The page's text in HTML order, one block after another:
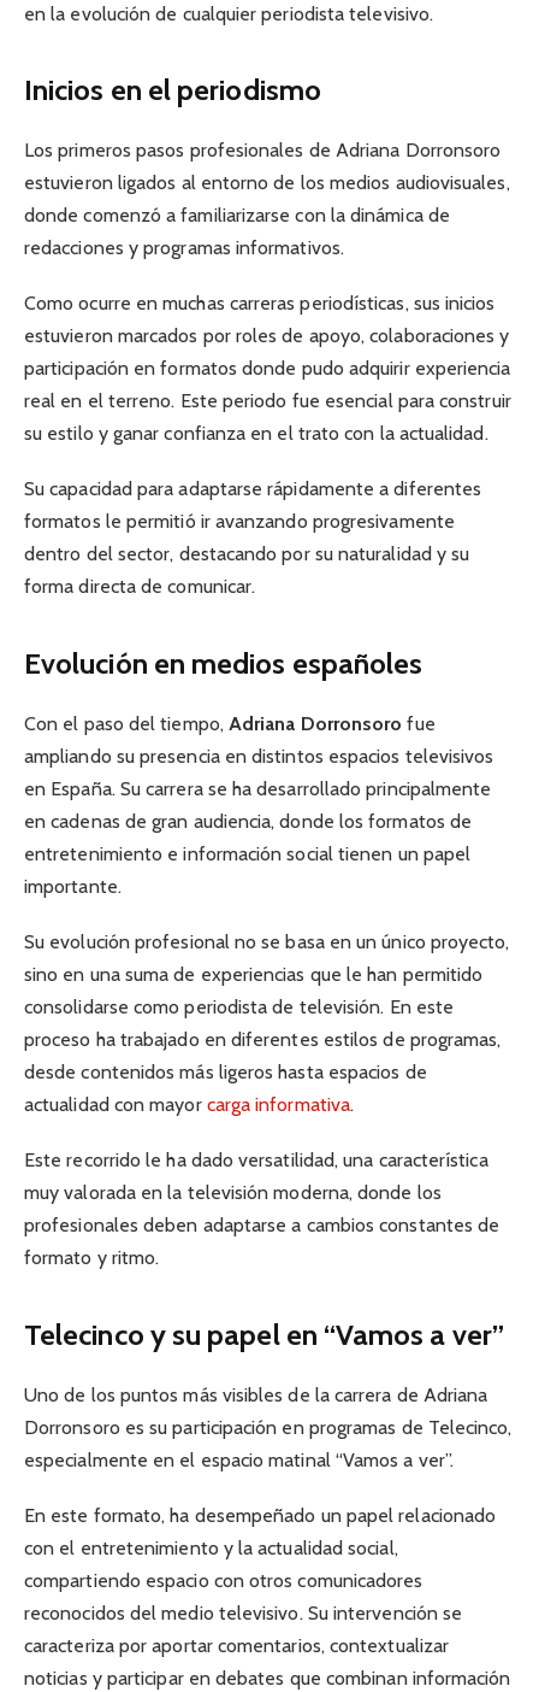
en la evolución de cualquier periodista televisivo.
Inicios en el periodismo
Los primeros pasos profesionales de Adriana Dorronsoro
estuvieron ligados al entorno de los medios audiovisuales,
donde comenzó a familiarizarse con la dinámica de
redacciones y programas informativos.
Como ocurre en muchas carreras periodísticas, sus inicios
estuvieron marcados por roles de apoyo, colaboraciones y
participación en formatos donde pudo adquirir experiencia
real en el terreno. Este periodo fue esencial para construir
su estilo y ganar confianza en el trato con la actualidad.
Su capacidad para adaptarse rápidamente a diferentes
formatos le permitió ir avanzando progresivamente
dentro del sector, destacando por su naturalidad y su
forma directa de comunicar.
Evolución en medios españoles
Con el paso del tiempo, Adriana Dorronsoro fue
ampliando su presencia en distintos espacios televisivos
en España. Su carrera se ha desarrollado principalmente
en cadenas de gran audiencia, donde los formatos de
entretenimiento e información social tienen un papel
importante.
Su evolución profesional no se basa en un único proyecto,
sino en una suma de experiencias que le han permitido
consolidarse como periodista de televisión. En este
proceso ha trabajado en diferentes estilos de programas,
desde contenidos más ligeros hasta espacios de
actualidad con mayorcarga informativa.
Este recorrido le ha dado versatilidad, una característica
muy valorada en la televisión moderna, donde los
profesionales deben adaptarse a cambios constantes de
formato y ritmo.
Telecinco y su papel en “Vamos a ver”
Uno de los puntos más visibles de la carrera de Adriana
Dorronsoro es su participación en programas de Telecinco,
especialmente en el espacio matinal “Vamos a ver”.
En este formato, ha desempeñado un papel relacionado
con el entretenimiento y la actualidad social,
compartiendo espacio con otros comunicadores
reconocidos del medio televisivo. Su intervención se
caracteriza por aportar comentarios, contextualizar
noticias y participar en debates que combinan información